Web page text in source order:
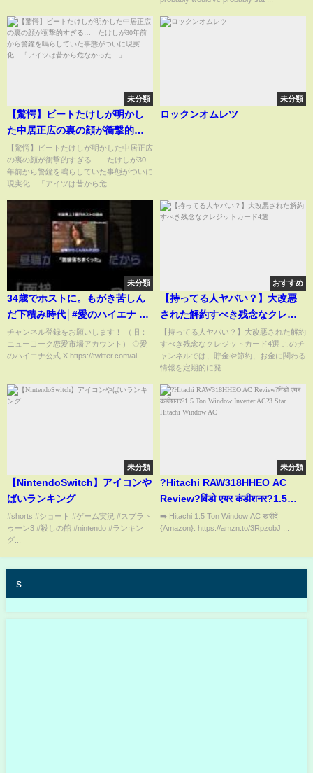
未分類
【驚愕】ビートたけしが明かし
た中居正広の裏の顔が衝撃的す
ぎる… たけしが30年前から警
鐘を鳴らしていた事態がついに
現実化…「アイツは昔から危な
【驚愕】ビートたけしが明かした中居正広
の裏の顔が衝撃的すぎる… たけしが30
年前から警鐘を鳴らしていた事態がついに
現実化…「アイツは昔から危...
未分類
ロックンオムレツ
未分類
34歳でホストに。もがき苦しん
だ下積み時代│#愛のハイエナ #
ニューヨーク #さらば青春の光
#shorts #山本裕典 #ホスト #歌
舞伎町
チャンネル登録をお願いします！ （旧：
ニューヨーク恋愛市場アカウント） ◇愛
のハイエナ公式 X https://twitter.com/ai...
おすすめ
【持ってる人ヤバい？】大改悪
された解約すべき残念なクレジ
ットカード4選
【持ってる人ヤバい？】大改悪された解約
すべき残念なクレジットカード4選 このチ
ャンネルでは、貯金や節約、お金に関わる
情報を定期的に発...
未分類
【NintendoSwitch】アイコンや
ばいランキング
#shorts #ショート #ゲーム実況 #スプラト
ゥーン3 #殺しの館 #nintendo #ランキン
グ...
未分類
?Hitachi RAW318HHEO AC
Review?विंडो एयर कंडीशनर?1.5
Ton ​Window Inverter AC?3
Star Hitachi Window AC
➡️ Hitachi 1.5 Ton Window AC खरीदें
{Amazon}: https://amzn.to/3RpzobJ ...
s